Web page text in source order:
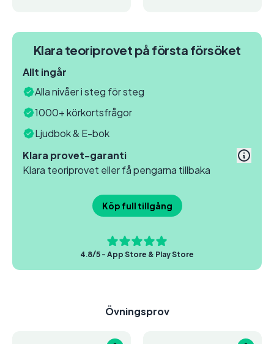
Klara teoriprovet på första försöket
Allt ingår
Alla nivåer i steg för steg
1000+ körkortsfrågor
Ljudbok & E-bok
Klara provet-garanti
Klara teoriprovet eller få pengarna tillbaka
Köp full tillgång
4.8/5 - App Store & Play Store
Övningsprov